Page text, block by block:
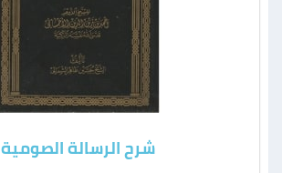
شرح الرسالة الصومية